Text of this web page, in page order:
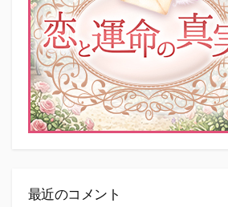
最近のコメント